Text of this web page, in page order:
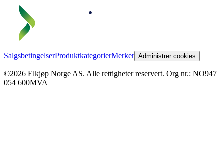
SalgsbetingelserProduktkategorierMerker Administrer cookies
©2026 Elkjøp Norge AS. Alle rettigheter reservert. Org nr.: NO947
054 600MVA